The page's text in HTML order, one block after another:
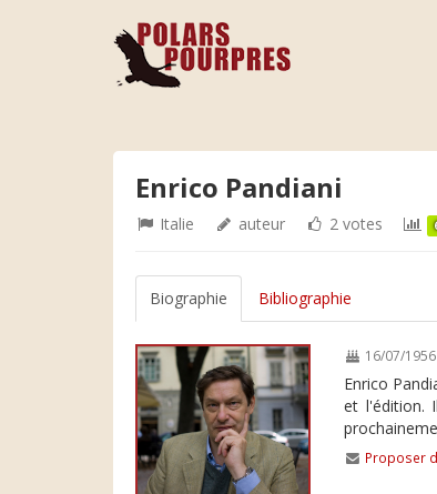
Enrico Pandiani
Italie auteur 2 votes
Biographie Bibliographie
16/07/1956
Enrico
et l'édition.
Proposer